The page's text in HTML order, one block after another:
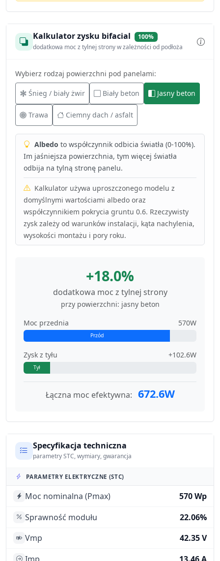
Kalkulator zysku bifacial
100%
dodatkowa moc z tylnej strony w zależności od podłoża
Wybierz rodzaj powierzchni pod panelami:
Śnieg / biały żwir Biały beton Jasny beton
Trawa Ciemny dach / asfalt
Albedo to współczynnik odbicia światła (0-100%).
Im jaśniejsza powierzchnia, tym więcej światła
odbija na tylną stronę panelu.
Kalkulator używa uproszczonego modelu z
domyślnymi wartościami albedo oraz
współczynnikiem pokrycia gruntu 0.6. Rzeczywisty
zysk zależy od warunków instalacji, kąta nachylenia,
wysokości montażu i pory roku.
+18.0%
dodatkowa moc z tylnej strony
przy powierzchni: jasny beton
Moc przednia
570W
Przód
Zysk z tyłu +102.6W
Tył
Łączna moc efektywna: 672.6W
Specyfikacja techniczna
parametry STC, wymiary, gwarancja
PARAMETRY ELEKTRYCZNE (STC)
Moc nominalna (Pmax)
570 Wp
Sprawność modułu
22.06%
Vmp
42.35 V